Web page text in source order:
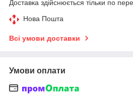
Доставка здійснюється тільки по
Нова Пошта
Всі умови доставки
Умови оплати